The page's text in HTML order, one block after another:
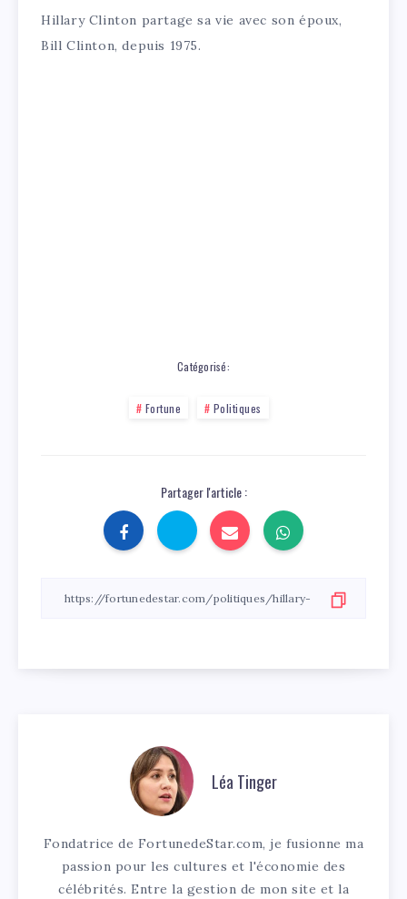
Hillary Clinton partage sa vie avec son époux,
Bill Clinton, depuis 1975.
Catégorisé:
Fortune Politiques
Partager l'article :
Léa Tinger
Fondatrice de FortunedeStar.com, je fusionne ma
passion pour les cultures et l'économie des
célébrités. Entre la gestion de mon site et la